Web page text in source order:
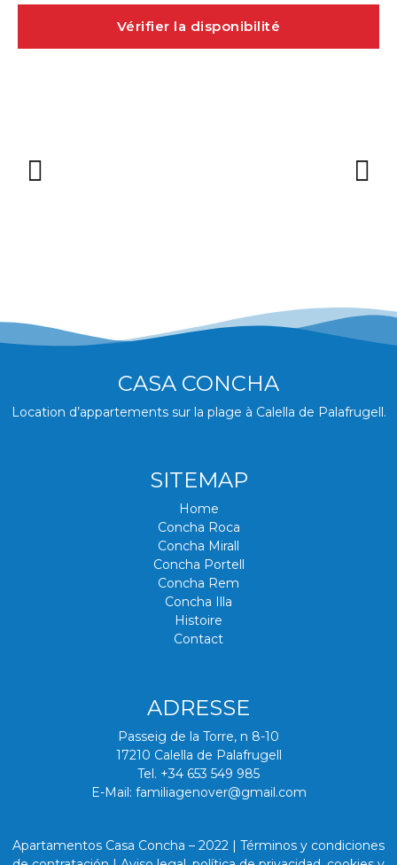
Vérifier la disponibilité
CASA CONCHA
Location d’appartements sur la plage à Calella de Palafrugell.
SITEMAP
Home
Concha Roca
Concha Mirall
Concha Portell
Concha Rem
Concha Illa
Histoire
Contact
ADRESSE
Passeig de la Torre, n 8-10
17210 Calella de Palafrugell
Tel. +34 653 549 985
E-Mail: familiagenover@gmail.com
Apartamentos Casa Concha – 2022 | Términos y condiciones